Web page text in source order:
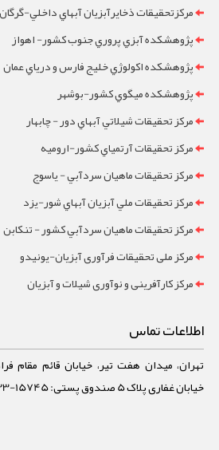
مرکزتحقيقات ذخايرآبزيان آبهاي داخلي-گرگان
پژوهشکده آبزي پروري جنوب کشور- اهواز
پژوهشکده اکولوژي خليج فارس و درياي عمان
پژوهشکده ميگوي کشور-بوشهر
مرکز تحقيقات شيلاتي آبهاي دور - چابهار
مرکز تحقيقات آرتمياي کشور-ارومیه
مرکز تحقيقات ماهيان سردآبي - ياسوج
مرکز تحقيقات ملي آبزيان آبهاي شور-یزد
مرکز تحقيقات ماهيان سردآبي کشور - تنکابن
مرکز ملی تحقیقات فرآوری آبزیان-یونیدو
مرکز کارآفرینی و نوآوری شیلات و آبزیان
اطلاعات تماس
تهران، میدان هفت تیر، خیابان قائم مقام
خیابان غفاری پلاک 5 صندوق پستی: 15745-133 و کد پستی: 1588733111